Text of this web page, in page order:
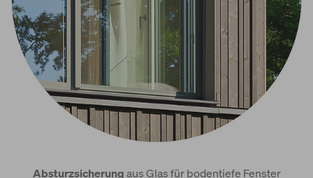
Absturzsicherungaus Glas für bodentiefe Fenster